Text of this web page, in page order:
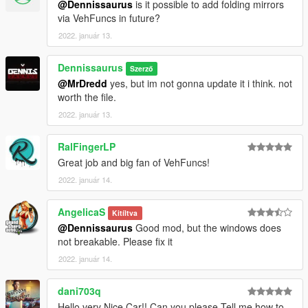
--------------------------------------------------------------------------------
------------------
Changelog 1.1
Names now show correctly
Also added a readme in the zip
----------------------------------------------------------------
Convert: Dennissaurus
Pics: Pandolfi, Dennissaurus, Carman670
Fixes: Ahmeda1999, Faysal
----------------------------------------------------------------
If you find any bugs, Contact me on discord
(Do NOT contact me if you need help to convert your model)
Join my Discord Group
---------------------------------------------------------------
DRIVE IT LIKE YOU STOLE IT.
@Dennissaurus is it possible to add folding mirrors
via VehFuncs in future?
2022. január 13.
Dennissaurus Szerző
@MrDredd yes, but im not gonna update it i think. not
worth the file.
2022. január 13.
RalFingerLP
Great job and big fan of VehFuncs!
2022. január 14.
AngelicaS Kitíltva
@Dennissaurus Good mod, but the windows does
not breakable. Please fix it
2022. január 14.
dani703q